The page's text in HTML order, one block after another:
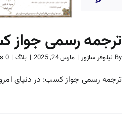
خدمات ترجمه
ترجمه رسمی فوری
وبلاگ
ترجمه رسمی
By نیلوفر سازور | مارس 24, 2025 | بلاگ |
0 Comments
ترجمه رسمی جواز کسب: در دنیای